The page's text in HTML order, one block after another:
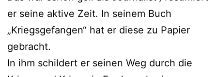
er seine aktive Zeit. In seinem Buch
„Kriegsgefangen“ hat er diese zu Papier
gebracht.
In ihm schildert er seinen Weg durch die